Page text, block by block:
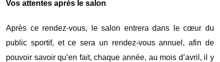
Vos attentes après le salon
Après ce rendez-vous, le salon entrera dans le cœur du
public sportif, et ce sera un rendez-vous annuel, afin de
pouvoir savoir qu’en fait, chaque année, au mois d’avril, il y